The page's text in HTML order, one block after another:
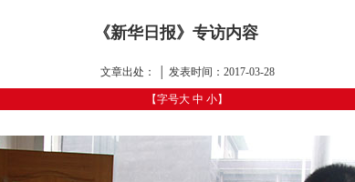
《新华日报》专访内容
文章出处： │ 发表时间：2017-03-28
【字号大 中 小】